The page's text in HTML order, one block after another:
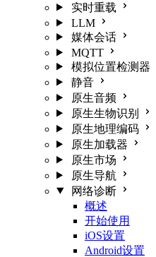
实时重载
LLM
媒体会话
MQTT
模拟位置检测器
静音
原生音频
原生生物识别
原生地理编码
原生加载器
原生市场
原生导航
网络诊断
概述
开始使用
iOS设置
Android设置